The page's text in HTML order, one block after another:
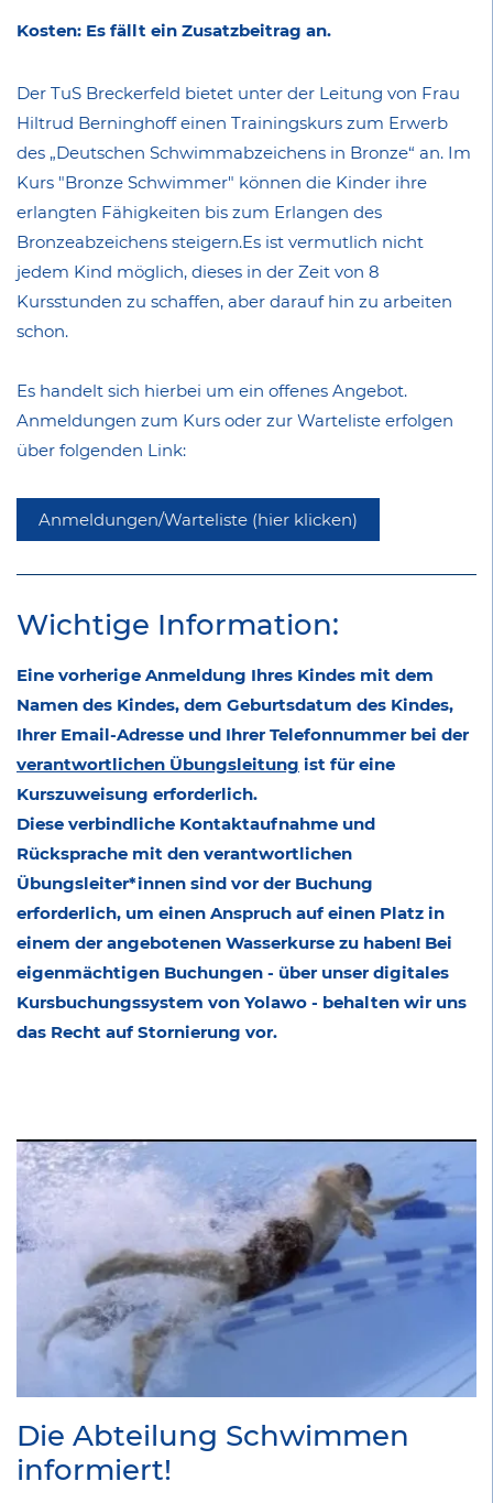
Kosten: Es fällt ein Zusatzbeitrag an.
Der TuS Breckerfeld bietet unter der Leitung von Frau
Hiltrud Berninghoff einen Trainingskurs zum Erwerb
des „Deutschen Schwimmabzeichens in Bronze“ an. Im
Kurs "Bronze Schwimmer" können die Kinder ihre
erlangten Fähigkeiten bis zum Erlangen des
Bronzeabzeichens steigern.Es ist vermutlich nicht
jedem Kind möglich, dieses in der Zeit von 8
Kursstunden zu schaffen, aber darauf hin zu arbeiten
schon.
Es handelt sich hierbei um ein offenes Angebot.
Anmeldungen zum Kurs oder zur Warteliste erfolgen
über folgenden Link:
Anmeldungen/Warteliste (hier klicken)
Wichtige Information:
Eine vorherige Anmeldung Ihres Kindes mit dem
Namen des Kindes, dem Geburtsdatum des Kindes,
Ihrer Email-Adresse und Ihrer Telefonnummer bei der
verantwortlichen Übungsleitung ist für eine
Kurszuweisung erforderlich.
Diese verbindliche Kontaktaufnahme und
Rücksprache mit den verantwortlichen
Übungsleiter*innen sind vor der Buchung
erforderlich, um einen Anspruch auf einen Platz in
einem der angebotenen Wasserkurse zu haben! Bei
eigenmächtigen Buchungen - über unser digitales
Kursbuchungssystem von Yolawo - behalten wir uns
das Recht auf Stornierung vor.
Die Abteilung Schwimmen
informiert!